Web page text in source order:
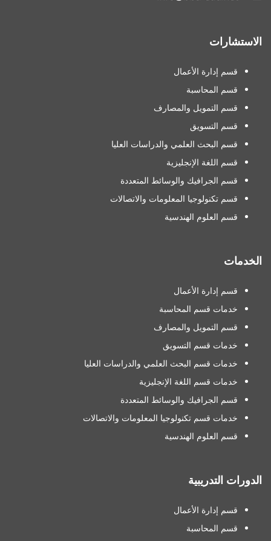
الاستشارات
قسم إدارة الأعمال
قسم المحاسبة
قسم التمويل والمصارف
قسم التسويق
قسم البحث العلمي والدراسات العليا
قسم اللغة الإنجليزية
قسم الجرافيك والوسائط المتعددة
قسم تكنولوجيا المعلومات والاتصالات
قسم العلوم الهندسية
الخدمات
قسم إدارة الأعمال
خدمات قسم المحاسبة
قسم التمويل والمصارف
خدمات قسم التسويق
خدمات قسم البحث العلمي والدراسات العليا
خدمات قسم اللغة الإنجليزية
قسم الجرافيك والوسائط المتعددة
خدمات قسم تكنولوجيا المعلومات والاتصالات
قسم العلوم الهندسية
الدورات التدريبية
قسم إدارة الأعمال
قسم المحاسبة